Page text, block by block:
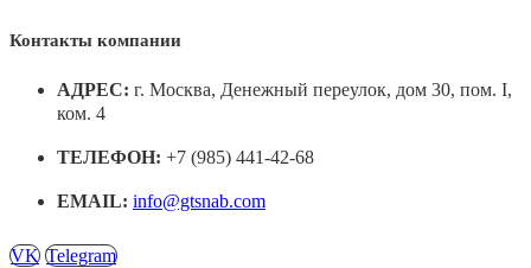
Контакты компании
АДРЕС: г. Москва, Денежный переулок, дом 30, пом. I,
ком. 4
ТЕЛЕФОН: +7 (985) 441-42-68
EMAIL: info@gtsnab.com
VK Telegram